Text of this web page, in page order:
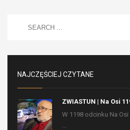
NAJCZĘŚCIEJ CZYTANE
ZWIASTUN | Na Osi
W 1198 odcinku Na
...